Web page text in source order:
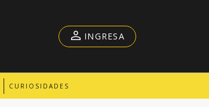
CURIOSIDADES
INGRESA